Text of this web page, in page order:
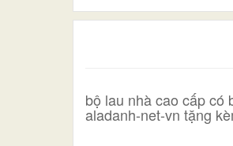
bộ lau nhà cao cấp có
aladanh-net-vn tặng